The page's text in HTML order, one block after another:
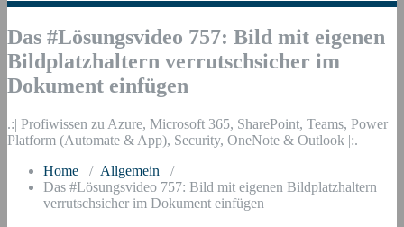
Das #Lösungsvideo 757: Bild mit eigenen
Bildplatzhaltern verrutschsicher im
Dokument einfügen
.:| Profiwissen zu Azure, Microsoft 365, SharePoint, Teams, Power
Platform (Automate & App), Security, OneNote & Outlook |:.
Home / Allgemein /
Das #Lösungsvideo 757: Bild mit eigenen Bildplatzhaltern
verrutschsicher im Dokument einfügen